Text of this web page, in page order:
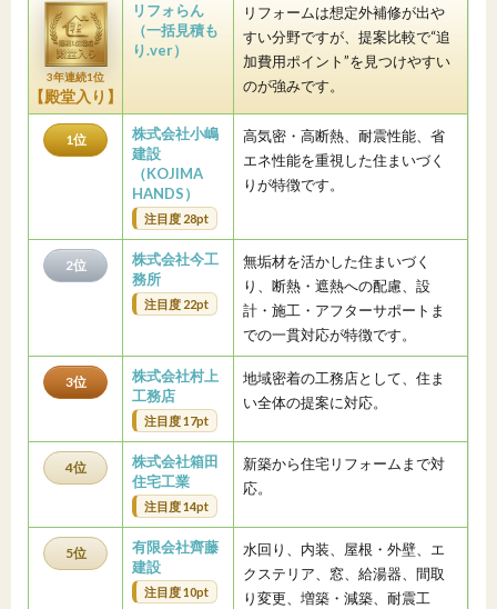
3年連続1位
【殿堂入り】
リフォらん
（一括見積も
り.ver）
リフォームは想定外補修が出や
すい分野ですが、提案比較で“追
加費用ポイント”を見つけやすい
のが強みです。
1位
株式会社小嶋
建設
（KOJIMA
HANDS）
注目度 28pt
高気密・高断熱、耐震性能、省
エネ性能を重視した住まいづく
りが特徴です。
2位
株式会社今工
務所
注目度 22pt
無垢材を活かした住まいづく
り、断熱・遮熱への配慮、設
計・施工・アフターサポートま
での一貫対応が特徴です。
3位
株式会社村上
工務店
注目度 17pt
地域密着の工務店として、住ま
い全体の提案に対応。
4位
株式会社箱田
住宅工業
注目度 14pt
新築から住宅リフォームまで対
応。
5位
有限会社齊藤
建設
注目度 10pt
水回り、内装、屋根・外壁、エ
クステリア、窓、給湯器、間取
り変更、増築・減築、耐震工